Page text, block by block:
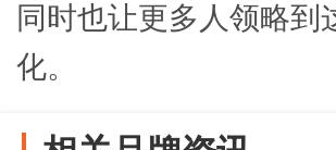
同时也让更多人领略
化。